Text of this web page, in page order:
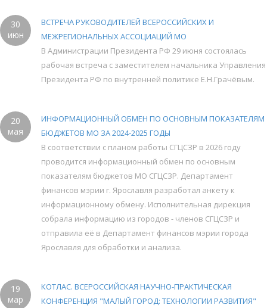
30
июн
ВСТРЕЧА РУКОВОДИТЕЛЕЙ ВСЕРОССИЙСКИХ И
МЕЖРЕГИОНАЛЬНЫХ АССОЦИАЦИЙ МО
В Администрации Президента РФ 29 июня состоялась
рабочая встреча с заместителем начальника Управления
Президента РФ по внутренней политике Е.Н.Грачёвым.
20
мая
ИНФОРМАЦИОННЫЙ ОБМЕН ПО ОСНОВНЫМ ПОКАЗАТЕЛЯМ
БЮДЖЕТОВ МО ЗА 2024-2025 ГОДЫ
В соответствии с планом работы СГЦСЗР в 2026 году
проводится информационный обмен по основным
показателям бюджетов МО СГЦСЗР. Департамент
финансов мэрии г. Ярославля разработал анкету к
информационному обмену. Исполнительная дирекция
собрала информацию из городов - членов СГЦСЗР и
отправила её в Департамент финансов мэрии города
Ярославля для обработки и анализа.
19
мар
КОТЛАС. ВСЕРОССИЙСКАЯ НАУЧНО-ПРАКТИЧЕСКАЯ
КОНФЕРЕНЦИЯ "МАЛЫЙ ГОРОД: ТЕХНОЛОГИИ РАЗВИТИЯ"